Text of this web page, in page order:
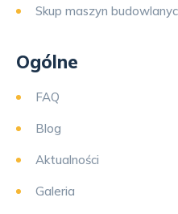
Skup maszyn
Ogólne
FAQ
Blog
Aktualności
Galeria